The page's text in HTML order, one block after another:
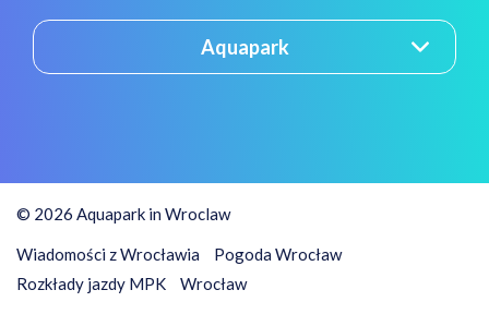
Aquapark
© 2026 Aquapark in Wroclaw
Wiadomości z Wrocławia
Pogoda Wrocław
Rozkłady jazdy MPK
Wrocław